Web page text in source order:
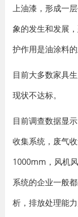
上油漆，形成一
象的发生和发展
护作用是油涂料的
目前大多数家具
现状不达标。
目前调查数据显
收集系统，废气
1000mm，风机
系统的企业一般
析，排放处理能